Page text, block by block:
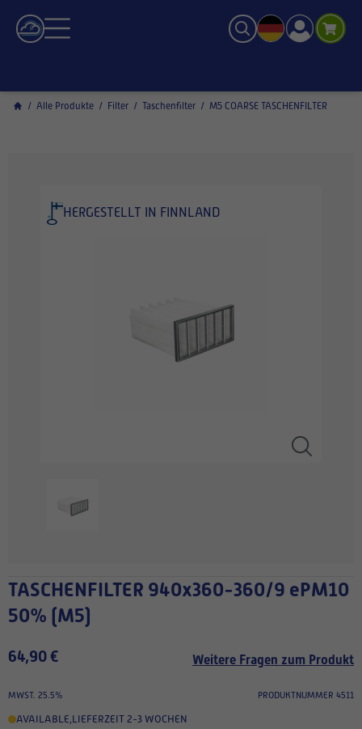
/ Alle Produkte / Filter / Taschenfilter / M5 COARSE TASCHENFILTER
HERGESTELLT IN FINNLAND
TASCHENFILTER 940x360-360/9 ePM10
50% (M5)
64,90 € Weitere Fragen zum Produkt
MWST. 25.5% PRODUKTNUMMER 4511
AVAILABLE,LIEFERZEIT 2-3 WOCHEN